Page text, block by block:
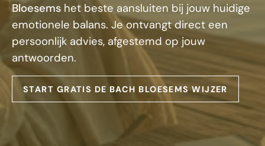
Bloesems het beste aansluiten bij jouw huidige
emotionele balans. Je ontvangt direct een
persoonlijk advies, afgestemd op jouw
antwoorden.
START GRATIS DE BACH BLOESEMS WIJZER